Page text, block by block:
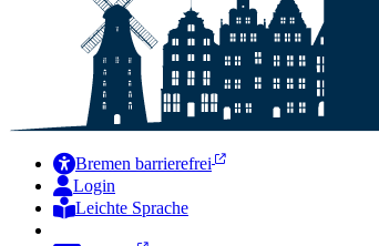
Bremen barrierefrei
Login
Leichte Sprache